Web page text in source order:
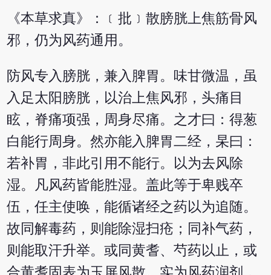
《本草求真》：﹝批﹞散膀胱上焦筋骨风
邪，仍为风药通用。
防风专入膀胱，兼入脾胃。味甘微温，虽
入足太阳膀胱，以治上焦风邪，头痛目
眩，脊痛项强，周身尽痛。之才曰：得葱
白能行周身。然亦能入脾胃二经，杲曰：
若补胃，非此引用不能行。以为去风除
湿。凡风药皆能胜湿。盖此等于卑贱卒
伍，任主使唤，能循诸经之药以为追随。
故同解毒药，则能除湿扫疮；同补气药，
则能取汗升举。或同黄耆、芍药以止，或